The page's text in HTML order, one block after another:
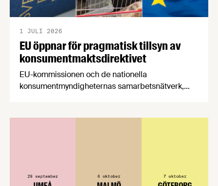
EU öppnar för pragmatisk tillsyn av
konsumentmaktsdirektivet
1 JULI 2026
EU-kommissionen och de nationella
konsumentmyndigheternas samarbetsnätverk,
konsumentmaktsdirektivet. Livsmedelsföretagen